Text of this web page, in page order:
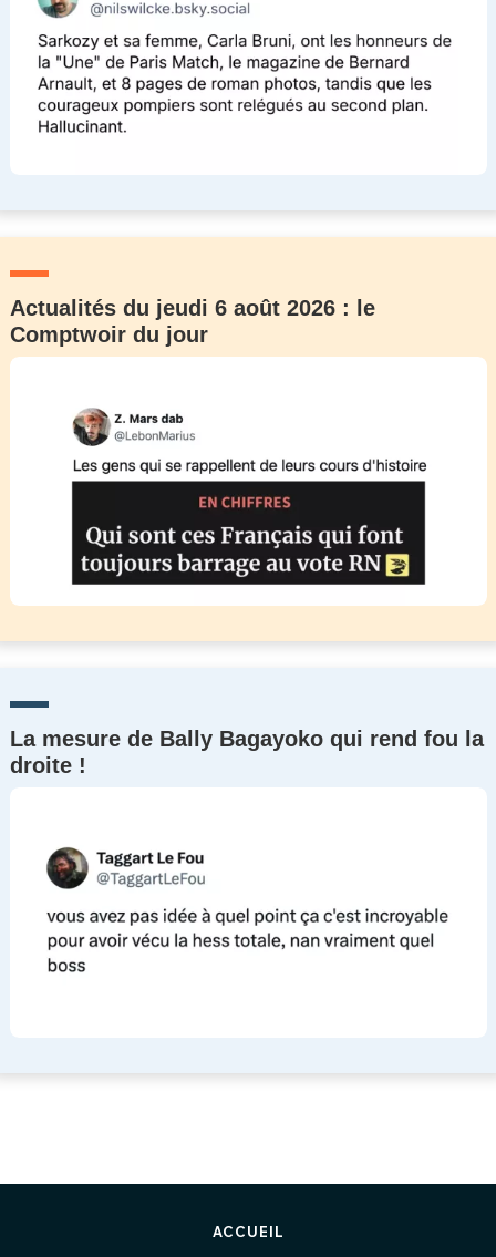
Actualités du jeudi 6 août 2026 : le
Comptwoir du jour
La mesure de Bally Bagayoko qui rend fou la
droite !
ACCUEIL